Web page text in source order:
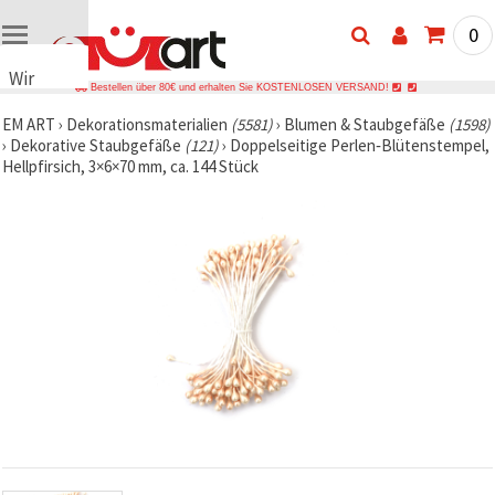
Wir
Cookies
🍪 Wir
verwenden
0
Bestellen über 80€ und erhalten Sie KOSTENLOSEN VERSAND!
EM ART › Dekorationsmaterialien (5581)› Blumen & Staubgefäße (1598)
› Dekorative Staubgefäße (121)› Doppelseitige Perlen‑Blütenstempel,
Hellpfirsich, 3×6×70 mm, ca. 144 Stück